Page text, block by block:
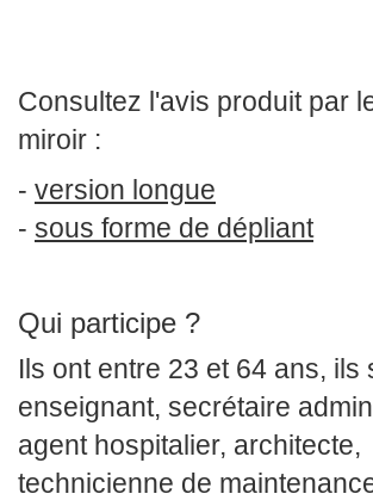
Consultez l'avis produit par
miroir :
- version longue
- sous forme de dépliant
Qui participe ?
Ils ont entre 23 et 64 ans, ils
enseignant, secrétaire
agent hospitalier, architecte,
technicienne de